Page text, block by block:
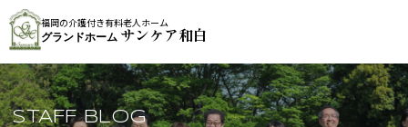
福岡の介護付き有料老人ホーム
グランドホーム サンケア和白
STAFF BLOG